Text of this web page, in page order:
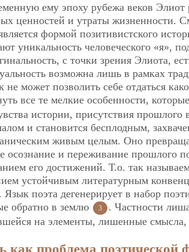
ему эпоху рубежа веков Элиот
ценностей и утраты жизненности.
формой позитивистского
уникальность человеческого «я»,
с точки зрения Элиота,
возможна лишь в рамках
не может позволить себе отдаться
все те мелкие особенности,
истории, присутствия
и становится бесплодным,
живым целым. Оно
осознание и переживание прошлого
его достижений. Т.о. так
устойчивым литературным
Язык поэта дегенерирует в набор
обратно в землю
3
. Частности
на элементы, лишенные смысла,